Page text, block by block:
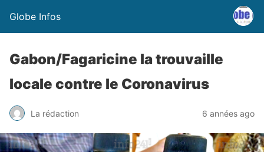
Globe Infos
Gabon/Fagaricine la trouvaille
locale contre le Coronavirus
La rédaction 6 années ago